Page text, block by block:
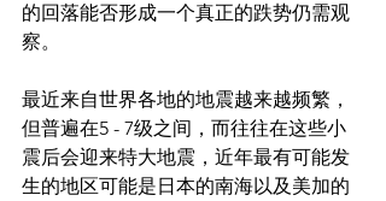
的回落能否形成一个真正的跌势仍需观
察。
最近来自世界各地的地震越来越频繁，
但普遍在5 - 7级之间，而往往在这些小
震后会迎来特大地震，近年最有可能发
生的地区可能是日本的南海以及美加的